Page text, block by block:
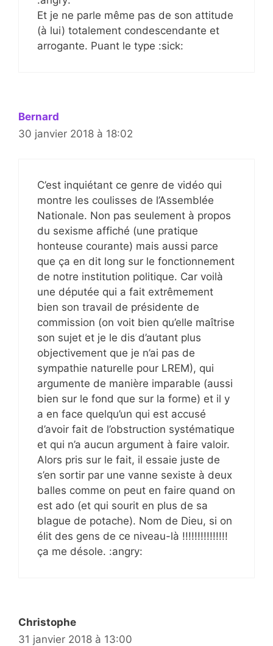
Et je ne parle même pas de son attitude
(à lui) totalement condescendante et
arrogante. Puant le type :sick:
Bernard
30 janvier 2018 à 18:02
C’est inquiétant ce genre de vidéo qui
montre les coulisses de l’Assemblée
Nationale. Non pas seulement à propos
du sexisme affiché (une pratique
honteuse courante) mais aussi parce
que ça en dit long sur le fonctionnement
de notre institution politique. Car voilà
une députée qui a fait extrêmement
bien son travail de présidente de
commission (on voit bien qu’elle maîtrise
son sujet et je le dis d’autant plus
objectivement que je n’ai pas de
sympathie naturelle pour LREM), qui
argumente de manière imparable (aussi
bien sur le fond que sur la forme) et il y
a en face quelqu’un qui est accusé
d’avoir fait de l’obstruction systématique
et qui n’a aucun argument à faire valoir.
Alors pris sur le fait, il essaie juste de
s’en sortir par une vanne sexiste à deux
balles comme on peut en faire quand on
est ado (et qui sourit en plus de sa
blague de potache). Nom de Dieu, si on
élit des gens de ce niveau-là !!!!!!!!!!!!!!!
ça me désole. :angry:
Christophe
31 janvier 2018 à 13:00